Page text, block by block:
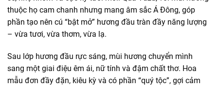
thuộc họ cam chanh nhưng mang âm sắc Á Đông, góp
phần tạo nên cú “bật mở” hương đầu tràn đầy năng lượng
– vừa tươi, vừa thơm, vừa lạ.
Sau lớp hương đầu rực sáng, mùi hương chuyển mình
sang một giai điệu êm ái, nữ tính và đậm chất thơ. Hoa
mẫu đơn đầy đặn, kiêu kỳ và có phần “quý tộc”, gợi cảm